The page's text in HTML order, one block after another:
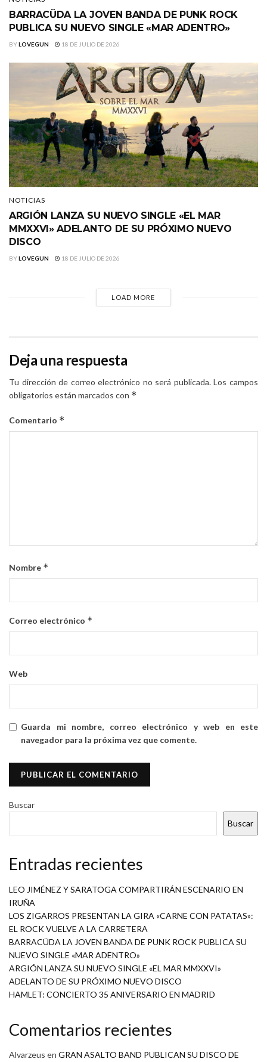
BARRACÜDA LA JOVEN BANDA DE PUNK ROCK
PUBLICA SU NUEVO SINGLE «MAR ADENTRO»
BYLOVEGUN 18 DE JULIO DE 2026
NOTICIAS
ARGIÓN LANZA SU NUEVO SINGLE «EL MAR
MMXXVI» ADELANTO DE SU PRÓXIMO NUEVO
DISCO
BYLOVEGUN 18 DE JULIO DE 2026
LOAD MORE
Deja una respuesta
Tu dirección de correo electrónico no será publicada. Los campos
obligatorios están marcados con *
Comentario *
Nombre *
Correo electrónico *
Web
Guarda mi nombre, correo electrónico y web en este
navegador para la próxima vez que comente.
Buscar
Buscar
Entradas recientes
LEO JIMÉNEZ Y SARATOGA COMPARTIRÁN ESCENARIO EN
IRUÑA
LOS ZIGARROS PRESENTAN LA GIRA «CARNE CON PATATAS»:
EL ROCK VUELVE A LA CARRETERA
BARRACÜDA LA JOVEN BANDA DE PUNK ROCK PUBLICA SU
NUEVO SINGLE «MAR ADENTRO»
ARGIÓN LANZA SU NUEVO SINGLE «EL MAR MMXXVI»
ADELANTO DE SU PRÓXIMO NUEVO DISCO
HAMLET: CONCIERTO 35 ANIVERSARIO EN MADRID
Comentarios recientes
Alvarzeus en GRAN ASALTO BAND PUBLICAN SU DISCO DE